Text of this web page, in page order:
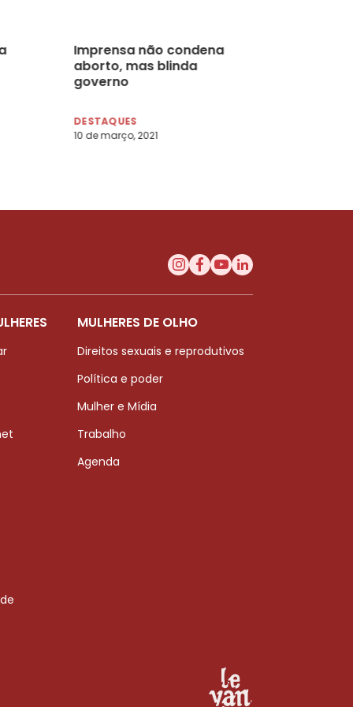
Imprensa não condena
aborto, mas blinda
governo
DESTAQUES
10 de março, 2021
MULHERES DE OLHO
Direitos sexuais e reprodutivos
Política e poder
Mulher e Mídia
Trabalho
Agenda